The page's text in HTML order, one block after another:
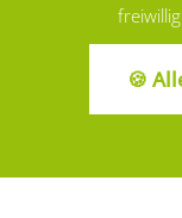
🍪
Arenal